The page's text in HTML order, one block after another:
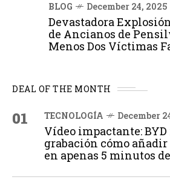
BLOG December 24, 2025
Devastadora
de Ancianos de
Menos Dos Víctimas
DEAL OF THE MONTH
01 TECNOLOGÍA December
Vídeo impactante:
grabación cómo
en apenas 5 minutos